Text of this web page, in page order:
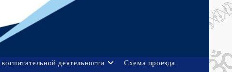
деятельности
Схема проезда